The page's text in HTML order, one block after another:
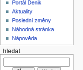
Portál Denik
Aktuality
Poslední změny
Náhodná stránka
Nápověda
hledat